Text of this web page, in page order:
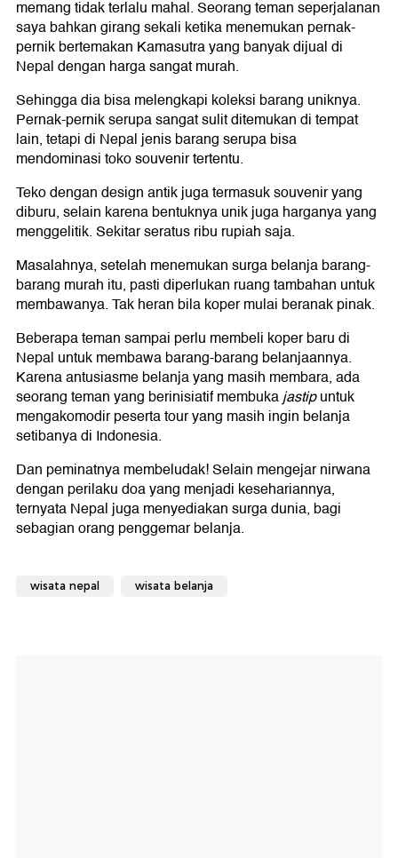
memang tidak terlalu mahal. Seorang teman seperjalanan
saya bahkan girang sekali ketika menemukan pernak-
pernik bertemakan Kamasutra yang banyak dijual di
Nepal dengan harga sangat murah.
Sehingga dia bisa melengkapi koleksi barang uniknya.
Pernak-pernik serupa sangat sulit ditemukan di tempat
lain, tetapi di Nepal jenis barang serupa bisa
mendominasi toko souvenir tertentu.
Teko dengan design antik juga termasuk souvenir yang
diburu, selain karena bentuknya unik juga harganya yang
menggelitik. Sekitar seratus ribu rupiah saja.
Masalahnya, setelah menemukan surga belanja barang-
barang murah itu, pasti diperlukan ruang tambahan untuk
membawanya. Tak heran bila koper mulai beranak pinak.
Beberapa teman sampai perlu membeli koper baru di
Nepal untuk membawa barang-barang belanjaannya.
Karena antusiasme belanja yang masih membara, ada
seorang teman yang berinisiatif membukajastipuntuk
mengakomodir peserta tour yang masih ingin belanja
setibanya di Indonesia.
Dan peminatnya membeludak! Selain mengejar nirwana
dengan perilaku doa yang menjadi kesehariannya,
ternyata Nepal juga menyediakan surga dunia, bagi
sebagian orang penggemar belanja.
wisata nepal wisata belanja